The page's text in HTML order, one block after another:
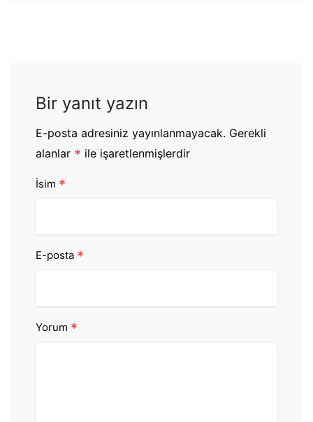
Bir yanıt yazın
E-posta adresiniz yayınlanmayacak. Gerekli
alanlar * ile işaretlenmişlerdir
İsim *
E-posta *
Yorum *